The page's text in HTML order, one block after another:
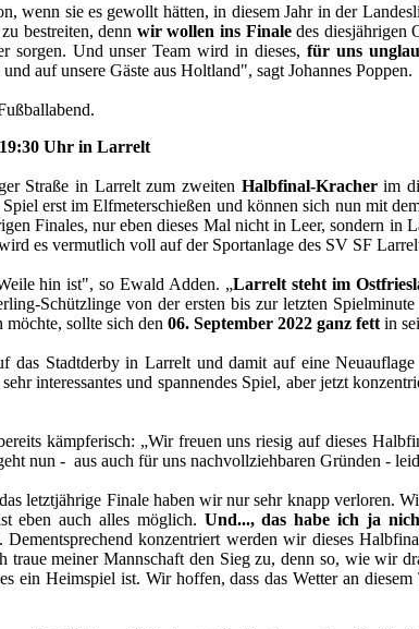
sie es gewollt hätten, in diesem Jahr in der
bestreiten, denn wir wollen ins Finaledes diesjährigen
sorgen. Und unser Team wird in dieses,für uns
auf unsere Gäste aus Holtland", sagt Johannes Poppen.
19:30 Uhr in Larrelt
Straße in Larrelt zum zweiten Halbfinal-Kracherim
erst im Elfmeterschießen und können sich nun mit
Finales, nur eben dieses Mal nicht in Leer, sondern in
es vermutlich voll auf der Sportanlage des SV SF
hin ist", so Ewald Adden. „Larrelt steht im
Schützlinge von der ersten bis zur letzten
sollte sich den 06. September 2022 ganz fett in
das Stadtderby in Larrelt und damit auf eine
interessantes und spannendes Spiel, aber jetzt
kämpferisch: „Wir freuen uns riesig auf dieses
nun - aus auch für uns nachvollziehbaren Gründen -
letztjährige Finale haben wir nur sehr knapp verloren.
eben auch alles möglich. Und..., das habe ich ja
konzentriert werden wir dieses
traue meiner Mannschaft den Sieg zu, denn so, wie wir
ein Heimspiel ist. Wir hoffen, dass das Wetter an